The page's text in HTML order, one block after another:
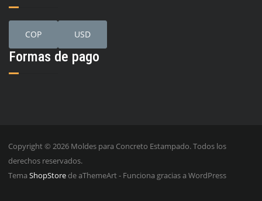
COP USD
Formas de pago
Copyright © 2026 Moldes para Concreto Estampado. Todos los
derechos reservados.
Tema ShopStorede aThemeArt - Funciona gracias a WordPress